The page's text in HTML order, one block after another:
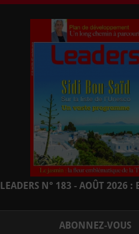
LEADERS N° 183 - AOÛT 2026 :
ABONNEZ-VOUS